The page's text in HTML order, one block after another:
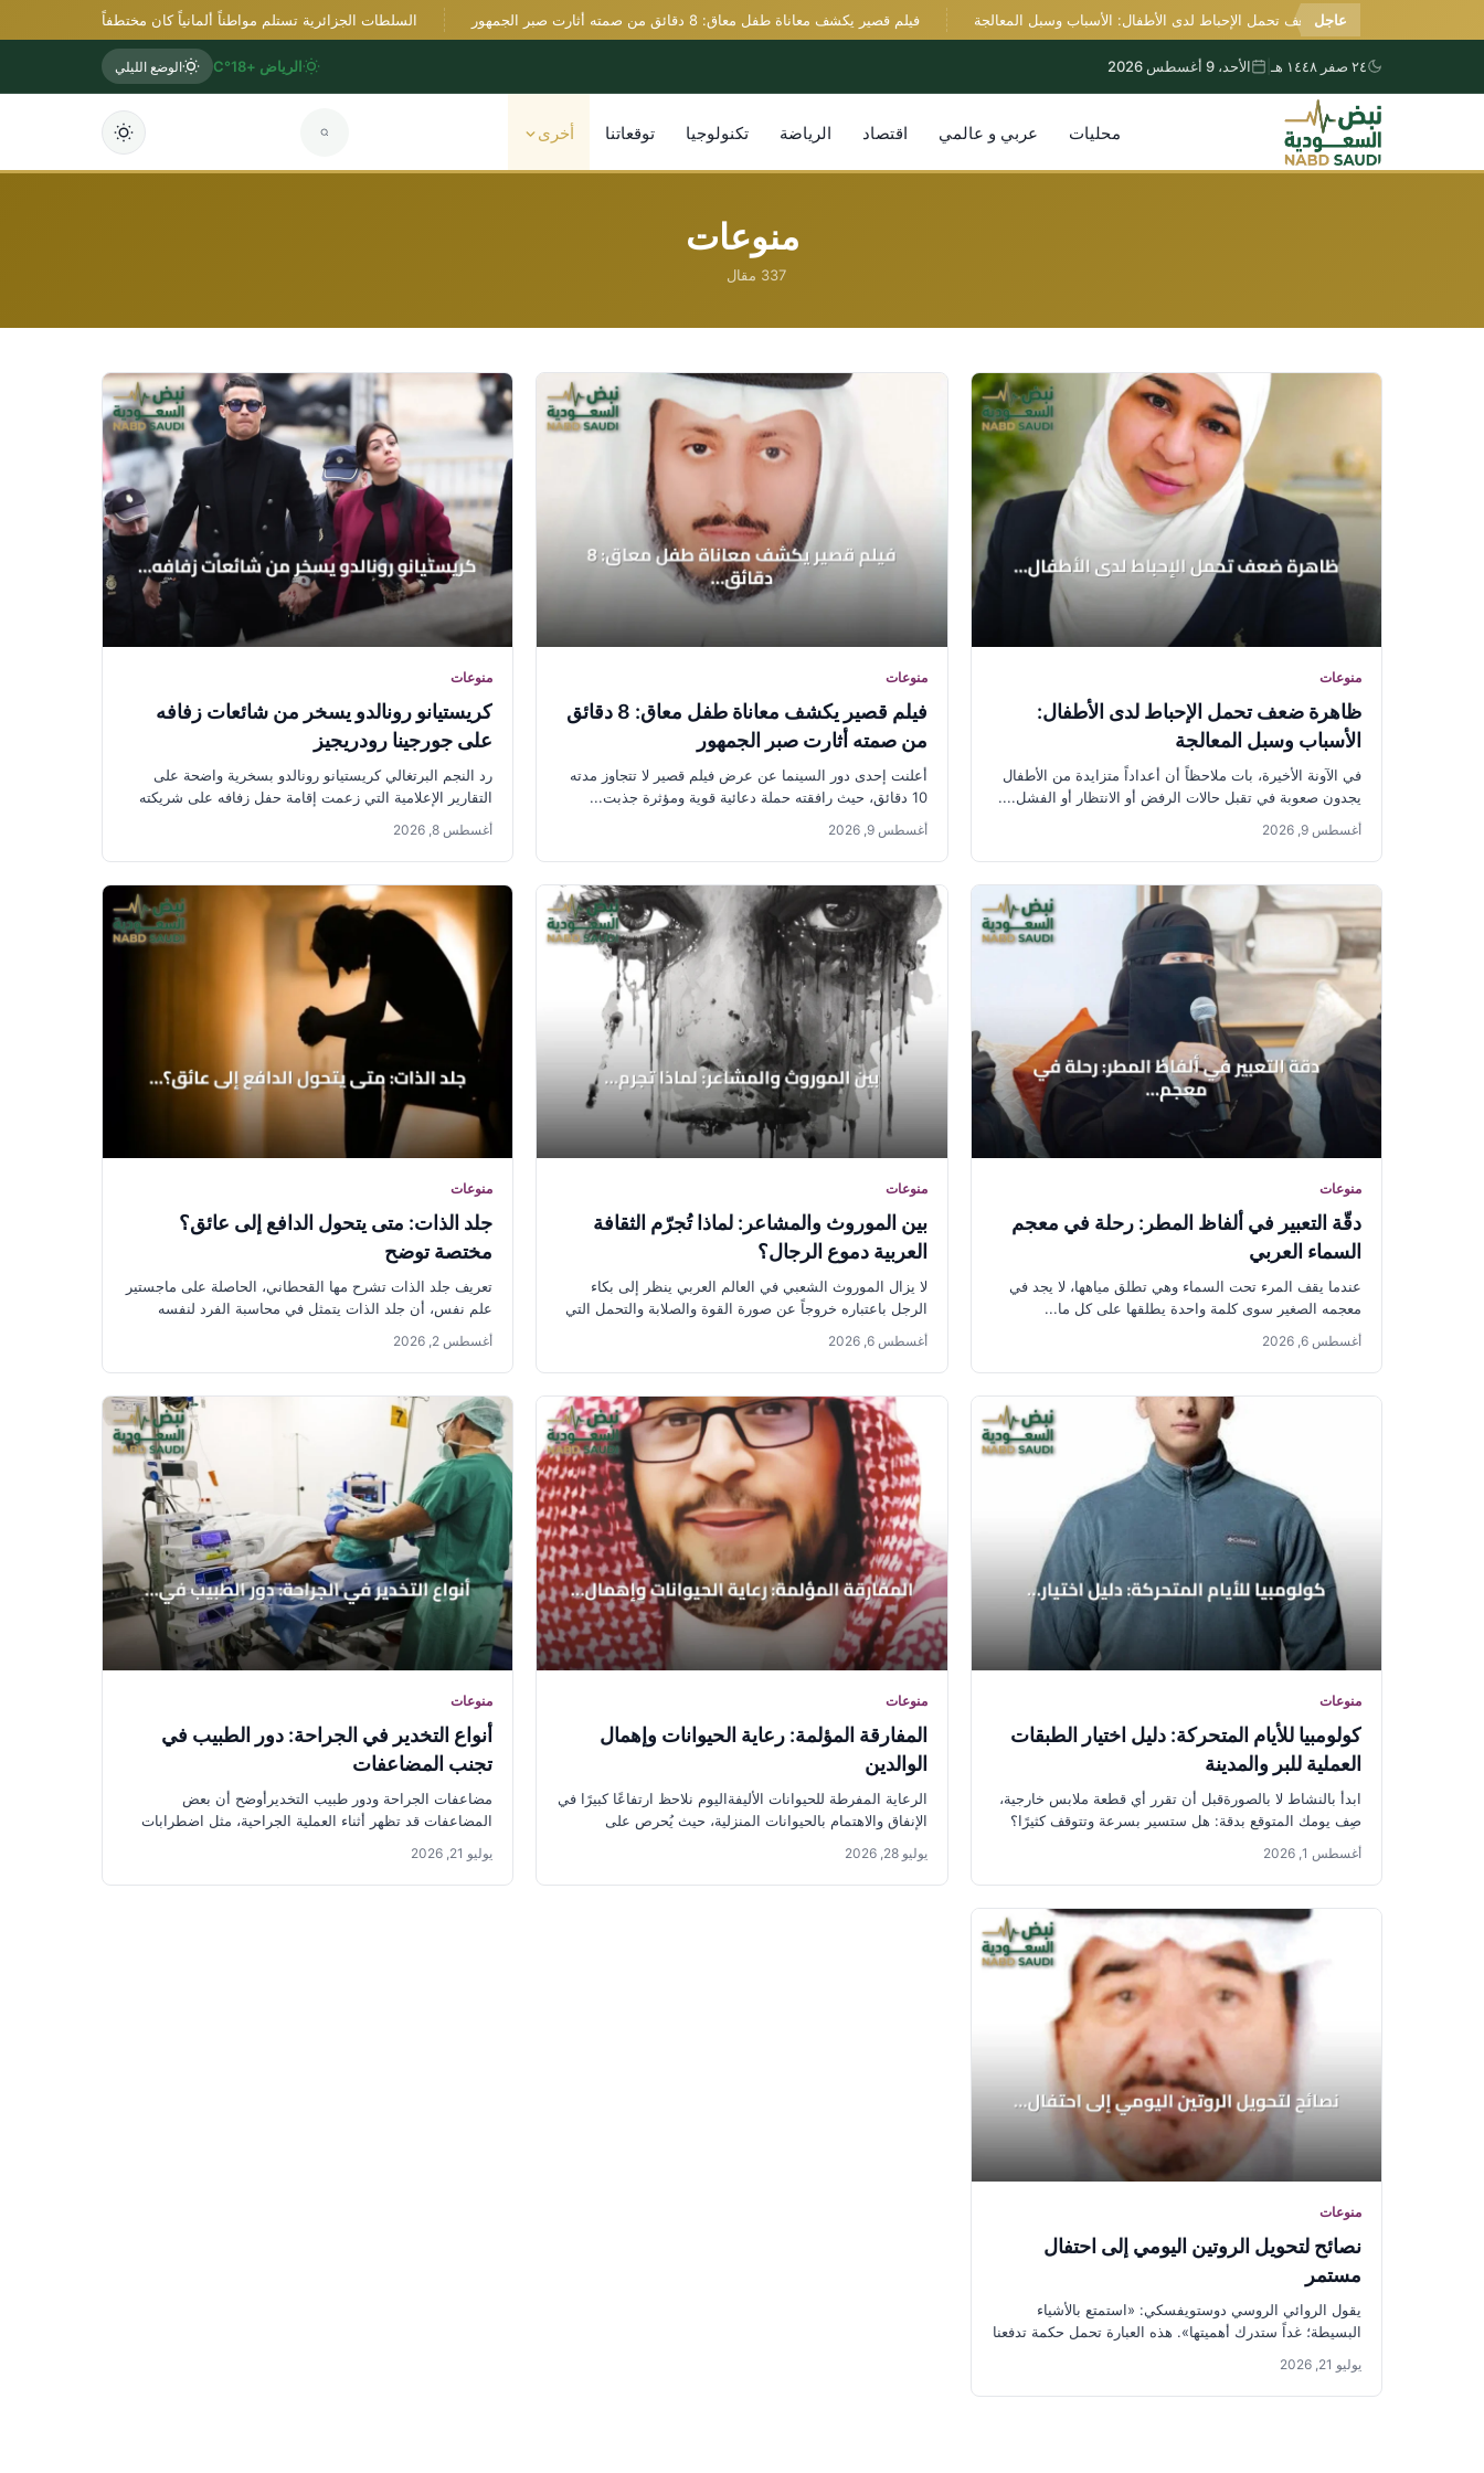
عاجل
ظاهرة ضعف تحمل الإحباط لدى الأطفال: الأسباب وسبل المعالجة فيلم قصير يكشف معاناة طفل معاق: 8 دقائق من صمته أثارت صبر الجمهور السلطات الجزائرية تستلم مواطناً ألمانياً كان مختطفاً في النيجر
٢٤ صفر ١٤٤٨ هـ الأحد، 9 أغسطس 2026 الرياض +18°C الوضع الليلي
محليات عربي و عالمي اقتصاد الرياضة تكنولوجيا توقعاتنا أخرى
منوعات
337 مقال
منوعات
ظاهرة ضعف تحمل الإحباط لدى الأطفال:
الأسباب وسبل المعالجة
في الآونة الأخيرة، بات ملاحظاً أن أعداداً متزايدة من الأطفال
يجدون صعوبة في تقبل حالات الرفض أو الانتظار أو الفشل....
أغسطس 9, 2026
منوعات
فيلم قصير يكشف معاناة طفل معاق: 8 دقائق
من صمته أثارت صبر الجمهور
أعلنت إحدى دور السينما عن عرض فيلم قصير لا تتجاوز مدته
10 دقائق، حيث رافقته حملة دعائية قوية ومؤثرة جذبت...
أغسطس 9, 2026
منوعات
كريستيانو رونالدو يسخر من شائعات زفافه
على جورجينا رودريجيز
رد النجم البرتغالي كريستيانو رونالدو بسخرية واضحة على
التقارير الإعلامية التي زعمت إقامة حفل زفافه على شريكته
جورجينا رودريجيز يوم...
أغسطس 8, 2026
منوعات
دقّة التعبير في ألفاظ المطر: رحلة في معجم
السماء العربي
عندما يقف المرء تحت السماء وهي تطلق مياهها، لا يجد في
معجمه الصغير سوى كلمة واحدة يطلقها على كل ما...
أغسطس 6, 2026
منوعات
بين الموروث والمشاعر: لماذا تُجرّم الثقافة
العربية دموع الرجال؟
لا يزال الموروث الشعبي في العالم العربي ينظر إلى بكاء
الرجل باعتباره خروجاً عن صورة القوة والصلابة والتحمل التي
تُفرض...
أغسطس 6, 2026
منوعات
جلد الذات: متى يتحول الدافع إلى عائق؟
مختصة توضح
تعريف جلد الذات تشرح مها القحطاني، الحاصلة على ماجستير
علم نفس، أن جلد الذات يتمثل في محاسبة الفرد لنفسه
على...
أغسطس 2, 2026
منوعات
كولومبيا للأيام المتحركة: دليل اختيار الطبقات
العملية للبر والمدينة
ابدأ بالنشاط لا بالصورةقبل أن تقرر أي قطعة ملابس خارجية،
صِف يومك المتوقع بدقة: هل ستسير بسرعة وتتوقف كثيرًا؟
هل...
أغسطس 1, 2026
منوعات
المفارقة المؤلمة: رعاية الحيوانات وإهمال
الوالدين
الرعاية المفرطة للحيوانات الأليفةاليوم نلاحظ ارتفاعًا كبيرًا في
الإنفاق والاهتمام بالحيوانات المنزلية، حيث يُحرص على
يوليو 28, 2026
منوعات
أنواع التخدير في الجراحة: دور الطبيب في
تجنب المضاعفات
مضاعفات الجراحة ودور طبيب التخديرأوضح أن بعض
المضاعفات قد تظهر أثناء العملية الجراحية، مثل اضطرابات
يوليو 21, 2026
منوعات
نصائح لتحويل الروتين اليومي إلى احتفال
مستمر
يقول الروائي الروسي دوستويفسكي: «استمتع بالأشياء
البسيطة؛ غداً ستدرك أهميتها». هذه العبارة تحمل حكمة تدفعنا
يوليو 21, 2026